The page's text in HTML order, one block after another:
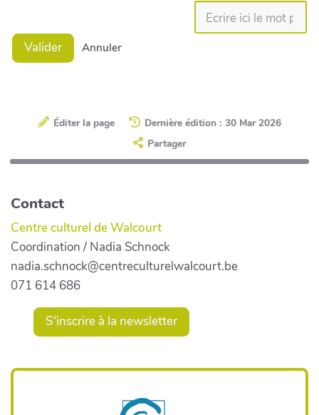
Valider Annuler
Éditer la page
Dernière édition : 30 Mar 2026
Partager
Contact
Centre culturel de Walcourt
Coordination / Nadia Schnock
nadia.schnock@centreculturelwalcourt.be
071 614 686
S'inscrire à la newsletter